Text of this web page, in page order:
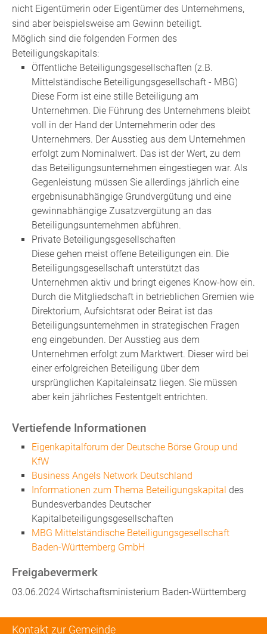
Kontakt zur Gemeinde
nicht Eigentümerin oder Eigentümer des Unternehmens,
sind aber beispielsweise am Gewinn beteiligt.
Möglich sind die folgenden Formen des
Beteiligungskapitals:
Öffentliche Beteiligungsgesellschaften (z.B.
Mittelständische Beteiligungsgesellschaft - MBG)
Diese Form ist eine stille Beteiligung am
Unternehmen. Die Führung des Unternehmens bleibt
voll in der Hand der Unternehmerin oder des
Unternehmers. Der Ausstieg aus dem Unternehmen
erfolgt zum Nominalwert. Das ist der Wert, zu dem
das Beteiligungsunternehmen eingestiegen war. Als
Gegenleistung müssen Sie allerdings jährlich eine
ergebnisunabhängige Grundvergütung und eine
gewinnabhängige Zusatzvergütung an das
Beteiligungsunternehmen abführen.
Private Beteiligungsgesellschaften
Diese gehen meist offene Beteiligungen ein. Die
Beteiligungsgesellschaft unterstützt das
Unternehmen aktiv und bringt eigenes Know-how ein.
Durch die Mitgliedschaft in betrieblichen Gremien wie
Direktorium, Aufsichtsrat oder Beirat ist das
Beteiligungsunternehmen in strategischen Fragen
eng eingebunden. Der Ausstieg aus dem
Unternehmen erfolgt zum Marktwert. Dieser wird bei
einer erfolgreichen Beteiligung über dem
ursprünglichen Kapitaleinsatz liegen. Sie müssen
aber kein jährliches Festentgelt entrichten.
Vertiefende Informationen
Eigenkapitalforum der Deutsche Börse Group und
KfW
Business Angels Network Deutschland
Informationen zum Thema Beteiligungskapital des
Bundesverbandes Deutscher
Kapitalbeteiligungsgesellschaften
MBG Mittelständische Beteiligungsgesellschaft
Baden-Württemberg GmbH
Freigabevermerk
03.06.2024 Wirtschaftsministerium Baden-Württemberg